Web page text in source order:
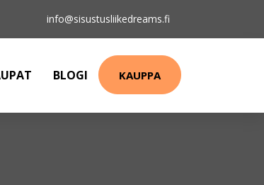
info@sisustusliikedreams.fi
BLOGI KAUPPA